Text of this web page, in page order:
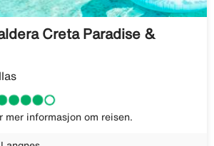
Creta Paradise &
mer informasjon om reisen.